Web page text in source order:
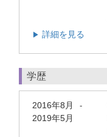
▶ 詳細を見る
学歴
2016年8月 -
2019年5月